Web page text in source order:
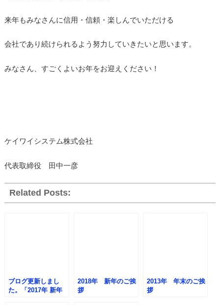
来年もみなさんに信用・信頼・楽しんでいただける
会社であり続けられるよう努力していきたいと思います。
みなさん、すごくよいお年をお迎えください！
ケイワイシステム株式会社
代表取締役 田中一彦
Related Posts:
ブログ更新しまし
た。「2017年 新年
2018年 新年のご挨
拶
2013年 年末のご挨
拶